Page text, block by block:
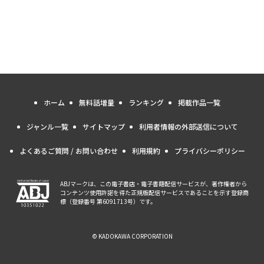
ホーム 無料話増量 ランキング 掲載作品一覧
ジャンル一覧 サイトマップ 利用者情報の外部送信について
よくあるご質問 / お問い合わせ 利用規約 プライバシーポリシー
ABJマークは、この電子書店・電子書籍配信サービスが、著作権者から
コンテンツ使用許諾を得た正規版配信サービスであることを示す登録商
標（登録番号 第6091713号）です。
© KADOKAWA CORPORATION